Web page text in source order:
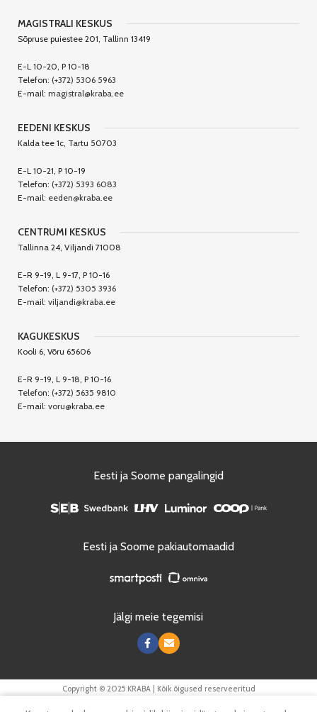
MAGISTRALI KESKUS
Sõpruse puiestee 201, Tallinn 13419
E-L 10-20, P 10-18
Telefon: (+372) 5306 5963
E-mail: magistral@kraba.ee
EEDENI KESKUS
Kalda tee 1c, Tartu 50703
E-L 10-21, P 10-19
Telefon: (+372) 5393 6083
E-mail: eeden@kraba.ee
CENTRUMI KESKUS
Tallinna 24, Viljandi 71008
E-R 9-19, L 9-17, P 10-16
Telefon: (+372) 5305 3936
E-mail: viljandi@kraba.ee
KAGUKESKUS
Kooli 6, Võru 65606
E-R 9-19, L 9-18, P 10-16
Telefon: (+372) 5635 9810
E-mail: voru@kraba.ee
Eesti ja Soome pangalingid
Eesti ja Soome pakiautomaadid
Jälgi meie tegemisi
Copyright © 2025 KRABA | Kõik õigused reserveeritud